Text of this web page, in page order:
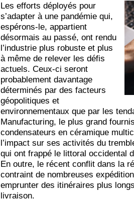
Les efforts déployés pour
s’adapter à une pandémie qui,
espérons-le, appartient
désormais au passé, ont rendu
l’industrie plus robuste et plus
à même de relever les défis
actuels. Ceux-ci seront
probablement davantage
déterminés par des facteurs
géopolitiques et
environnementaux que par les
Manufacturing, le plus grand
condensateurs en céramique
l’impact sur ses activités du
qui ont frappé le littoral occidental
En outre, le récent conflit dans la
contraint de nombreuses
emprunter des itinéraires plus
livraison.